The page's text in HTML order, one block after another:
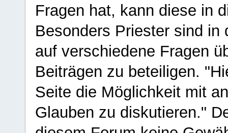
Fragen hat, kann diese in
Besonders Priester sind in
auf verschiedene Fragen
Beiträgen zu beteiligen.
Seite die Möglichkeit mit
Glauben zu diskutieren."